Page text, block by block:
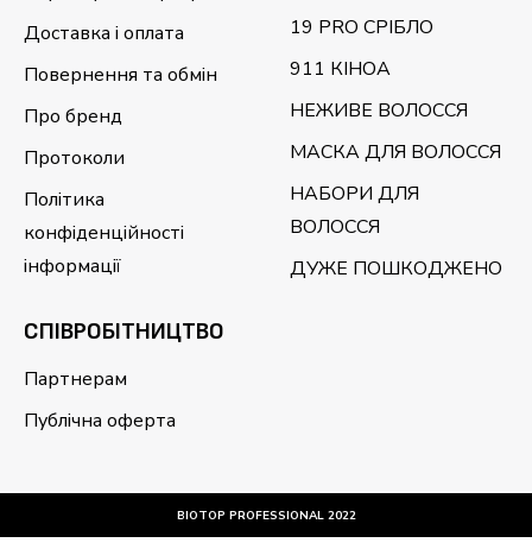
Доставка і оплата
Повернення та обмін
Про бренд
Протоколи
Політика
конфіденційності
інформації
19 PRO СРІБЛО
911 КІНОА
НЕЖИВЕ ВОЛОССЯ
МАСКА ДЛЯ ВОЛОССЯ
НАБОРИ ДЛЯ
ВОЛОССЯ
ДУЖЕ ПОШКОДЖЕНО
CПІВРОБІТНИЦТВО
Партнерам
Публічна оферта
BIOTOP PROFESSIONAL 2022